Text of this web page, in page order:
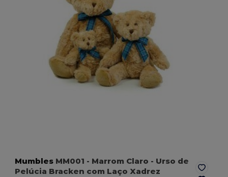
Mumbles MM001 - Marrom Claro - Urso de
Pelúcia Bracken com Laço Xadrez